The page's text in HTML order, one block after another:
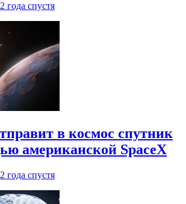
2 года спустя
в космос спутник
американской SpaceX
2 года спустя